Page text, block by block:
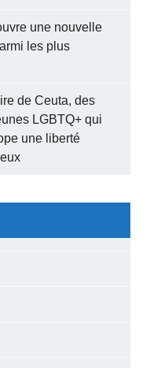
une nouvelle
les plus
de Ceuta, des
LGBTQ+ qui
une liberté